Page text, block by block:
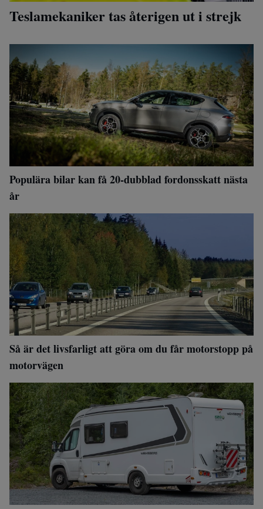
Teslamekaniker tas återigen ut i strejk
Populära bilar kan få 20-dubblad fordonsskatt nästa
år
Så är det livsfarligt att göra om du får motorstopp på
motorvägen